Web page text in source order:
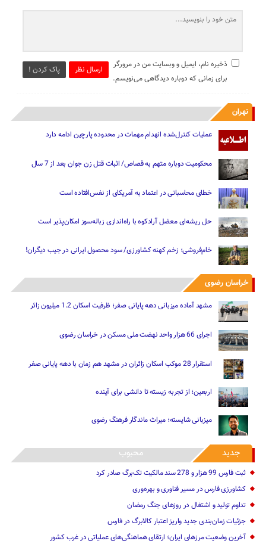
ارسال نظر پاک کردن !
ذخیره نام، ایمیل و وبسایت من در مرورگر
برای زمانی که دوباره دیدگاهی می‌نویسم.
تهران
عملیات کنترل‌شده انهدام مهمات در محدوده پارچین ادامه دارد
محکومیت دوباره متهم به قصاص/ اثبات قتل زن جوان بعد از 7 سال
خطای محاسباتی در اعتماد به آمریکای از نفس‌افتاده است
حل ریشه‌ای معضل آرادکوه با راه‌اندازی زباله‌سوز امکان‌پذیر است
خام‌فروشی؛ زخم کهنه کشاورزی/ سود محصول ایرانی در جیب دیگران!
خراسان رضوی
مشهد آماده میزبانی دهه پایانی صفر؛ ظرفیت اسکان 1.2 میلیون زائر
اجرای 66 هزار واحد نهضت ملی مسکن در خراسان رضوی
استقرار 28 موکب اسکان زائران در مشهد هم زمان با دهه پایانی صفر
اربعین؛ از تجربه زیسته تا دانشی برای آینده
میزبانی شایسته؛ میراث ماندگار فرهنگ رضوی
جدید محبوب
ثبت فارس 99 هزار و 278 سند مالکیت تک‌برگ صادر کرد
کشاورزی فارس در مسیر فناوری و بهره‌وری
تداوم تولید و اشتغال در روزهای جنگ رمضان
جزئیات زمان‌بندی جدید واریز اعتبار کالابرگ در فارس
آخرین وضعیت مرزهای ایران؛ ارتقای هماهنگی‌های عملیاتی در غرب کشور